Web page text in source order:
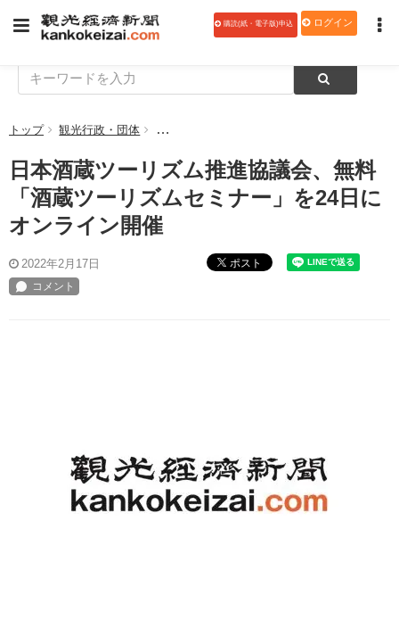
購読(紙・電子版)申込 ログイン
トップ 観光行政・団体 日本酒蔵ツーリズム推進協議会、無料「酒蔵
日本酒蔵ツーリズム推進協議会、無料
「酒蔵ツーリズムセミナー」を24日に
オンライン開催
2022年2月17日 ポスト